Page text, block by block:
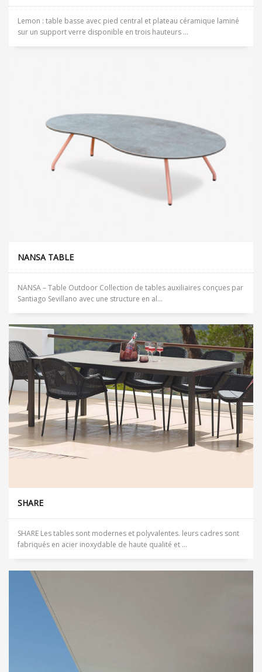
Lemon : table basse avec pied central et plateau céramique laminé
sur un support verre disponible en trois hauteurs ...
NANSA TABLE
NANSA – Table Outdoor Collection de tables auxiliaires conçues par
Santiago Sevillano avec une structure en al...
SHARE
SHARE Les tables sont modernes et polyvalentes. leurs cadres sont
fabriqués en acier inoxydable de haute qualité et ...